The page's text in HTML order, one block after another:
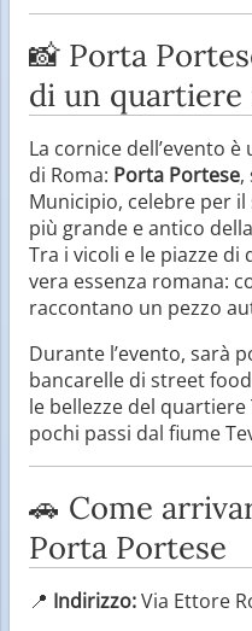
📸 Porta
di un
La cornice dell’evento
di Roma: Porta Portese,
Municipio, celebre per il
più grande e antico
Tra i vicoli e le piazze
vera essenza romana:
raccontano un pezzo
Durante l’evento, sarà
bancarelle di street
le bellezze del quartiere
pochi passi dal fiume
🚗 Come
Porta Portese
📍 Indirizzo:Via Ettore